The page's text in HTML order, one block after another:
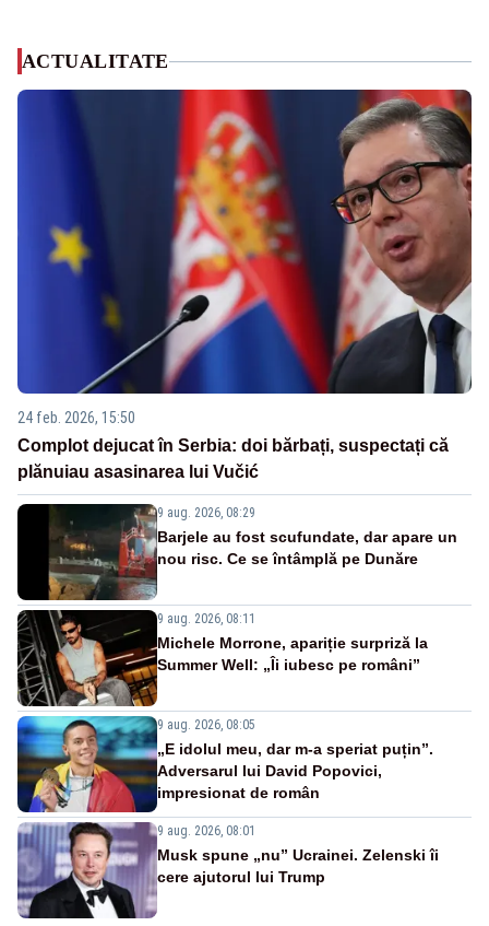
ACTUALITATE
24 feb. 2026, 15:50
Complot dejucat în Serbia: doi bărbați, suspectați că
plănuiau asasinarea lui Vučić
9 aug. 2026, 08:29
Barjele au fost scufundate, dar apare un
nou risc. Ce se întâmplă pe Dunăre
9 aug. 2026, 08:11
Michele Morrone, apariție surpriză la
Summer Well: „Îi iubesc pe români”
9 aug. 2026, 08:05
„E idolul meu, dar m-a speriat puțin”.
Adversarul lui David Popovici,
impresionat de român
9 aug. 2026, 08:01
Musk spune „nu” Ucrainei. Zelenski îi
cere ajutorul lui Trump